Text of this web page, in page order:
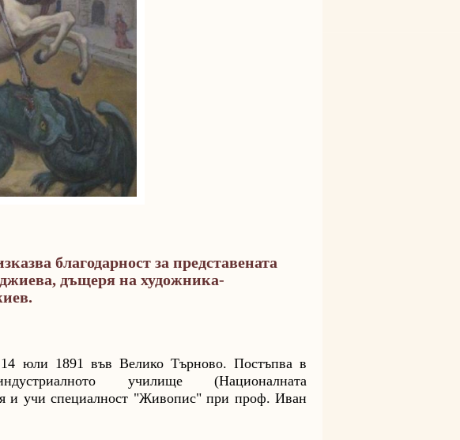
благодарност за представената
дъщеря на художника-
юли 1891 във Велико Търново. Постъпва в
училище (Националната
и учи специалност "Живопис" при проф. Иван